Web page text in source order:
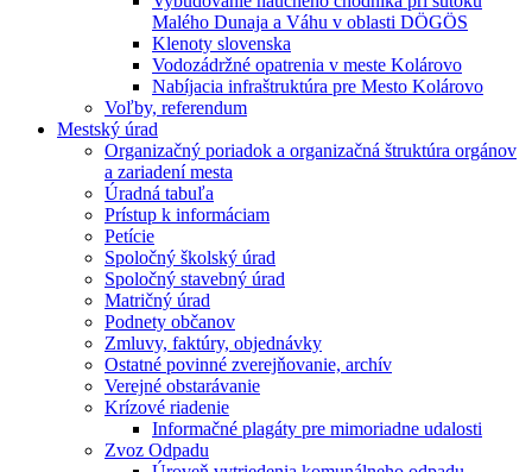
Malého Dunaja a Váhu v oblasti DÖGÖS
Klenoty slovenska
Vodozádržné opatrenia v meste Kolárovo
Nabíjacia infraštruktúra pre Mesto Kolárovo
Voľby, referendum
Mestský úrad
Organizačný poriadok a organizačná štruktúra orgánov
a zariadení mesta
Úradná tabuľa
Prístup k informáciam
Petície
Spoločný školský úrad
Spoločný stavebný úrad
Matričný úrad
Podnety občanov
Zmluvy, faktúry, objednávky
Ostatné povinné zverejňovanie, archív
Verejné obstarávanie
Krízové riadenie
Informačné plagáty pre mimoriadne udalosti
Zvoz Odpadu